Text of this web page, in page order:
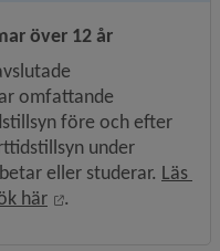
över 12 år
omfattande
före och efter
under
eller studerar. Läs
här
Öppnas i nytt
.